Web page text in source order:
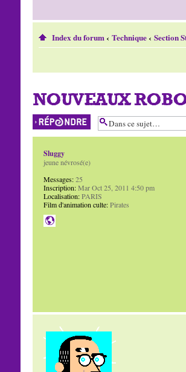
Index du forum‹ Technique‹ Section
NOUVEAUX
Répondre
Sluggy
jeune névrosé(e)
Messages:25
Inscription:Mar Oct 25, 2011 4:50 pm
Localisation:PARIS
Film d'animation culte:Pirates